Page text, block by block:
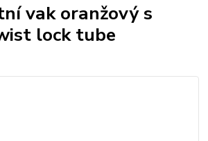
vak oranžový s
lock tube